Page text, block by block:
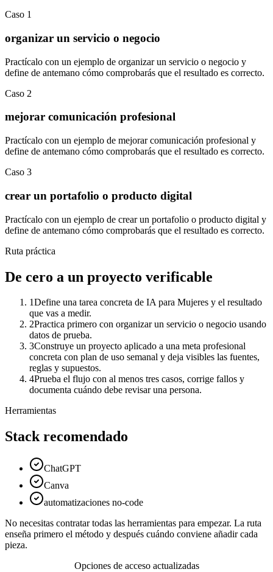
Caso 1
organizar un servicio o negocio
Practícalo con un ejemplo de organizar un servicio o negocio y
define de antemano cómo comprobarás que el resultado es correcto.
Caso 2
mejorar comunicación profesional
Practícalo con un ejemplo de mejorar comunicación profesional y
define de antemano cómo comprobarás que el resultado es correcto.
Caso 3
crear un portafolio o producto digital
Practícalo con un ejemplo de crear un portafolio o producto digital y
define de antemano cómo comprobarás que el resultado es correcto.
Ruta práctica
De cero a un proyecto verificable
1Define una tarea concreta de IA para Mujeres y el resultado
que vas a medir.
2Practica primero con organizar un servicio o negocio usando
datos de prueba.
3Construye un proyecto aplicado a una meta profesional
concreta con plan de uso semanal y deja visibles las fuentes,
reglas y supuestos.
4Prueba el flujo con al menos tres casos, corrige fallos y
documenta cuándo debe revisar una persona.
Herramientas
Stack recomendado
ChatGPT
Canva
automatizaciones no-code
No necesitas contratar todas las herramientas para empezar. La ruta
enseña primero el método y después cuándo conviene añadir cada
pieza.
Opciones de acceso actualizadas